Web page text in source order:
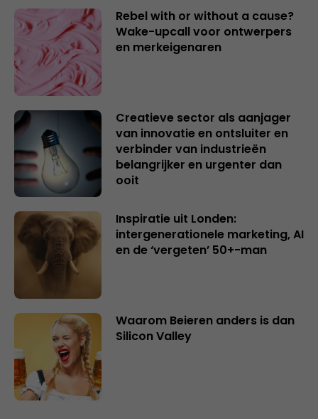
Rebel with or without a cause?
Wake-upcall voor ontwerpers
en merkeigenaren
Creatieve sector als aanjager
van innovatie en ontsluiter en
verbinder van industrieën
belangrijker en urgenter dan
ooit
Inspiratie uit Londen:
intergenerationele marketing, AI
en de ‘vergeten’ 50+-man
Waarom Beieren anders is dan
Silicon Valley